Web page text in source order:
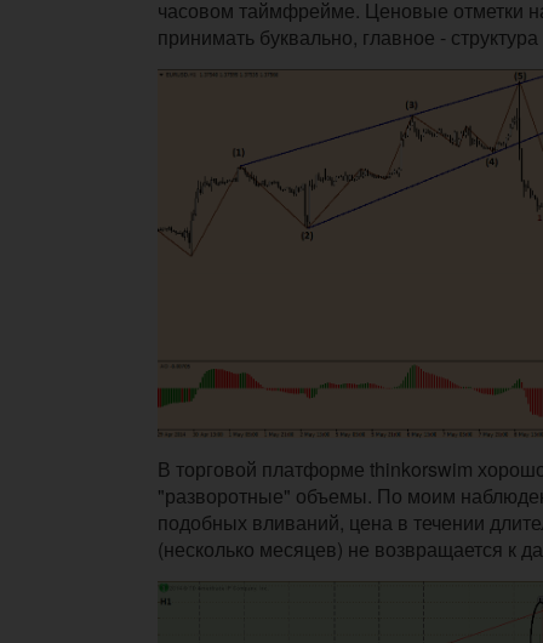
часовом таймфрейме. Ценовые отметки
принимать буквально, главное -
В торговой платформе thinkorswim
"разворотные" объемы. По моим
подобных вливаний, цена в течении
(несколько месяцев) не возвращается к